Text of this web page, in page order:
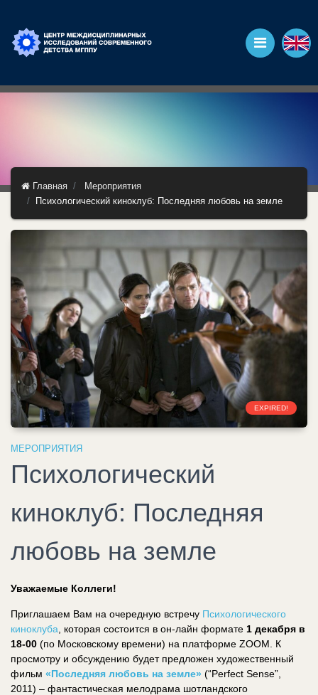
Главная
Мероприятия
Психологический киноклуб: Последняя любовь на земле
EXPIRED!
МЕРОПРИЯТИЯ
Психологический
киноклуб: Последняя
любовь на земле
Уважаемые Коллеги!
Приглашаем Вам на очередную встречу Психологического
киноклуба , которая состоится в он-лайн формате 1 декабря в
18-00 (по Московскому времени) на платформе ZOOM. К
просмотру и обсуждению будет предложен художественный
фильм «Последняя любовь на земле» (“Perfect Sense”,
2011) – фантастическая мелодрама шотландского